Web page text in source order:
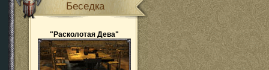
Беседка
"Расколотая Дева"